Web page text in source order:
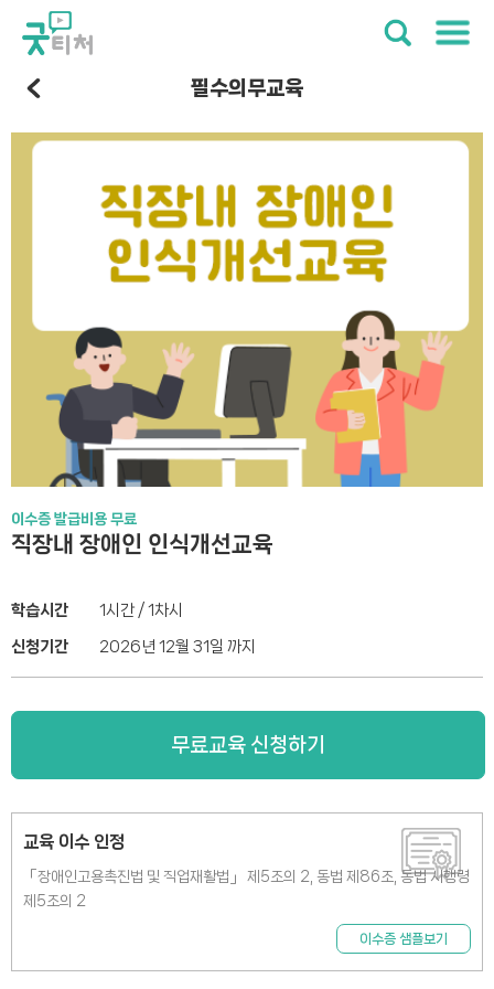
필수의무교육
이수증 발급비용 무료
직장내 장애인 인식개선교육
학습시간 1시간 / 1차시
신청기간 2026년 12월 31일 까지
무료교육 신청하기
교육 이수 인정
「장애인고용촉진법 및 직업재활법」 제5조의 2, 동법 제86조, 동법 시행령
제5조의 2
이수증 샘플보기